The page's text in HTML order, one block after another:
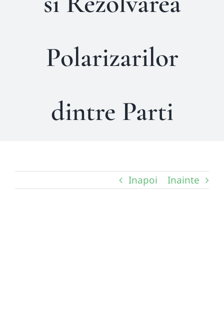
Polarizarilor
dintre Parti
Inapoi Inainte